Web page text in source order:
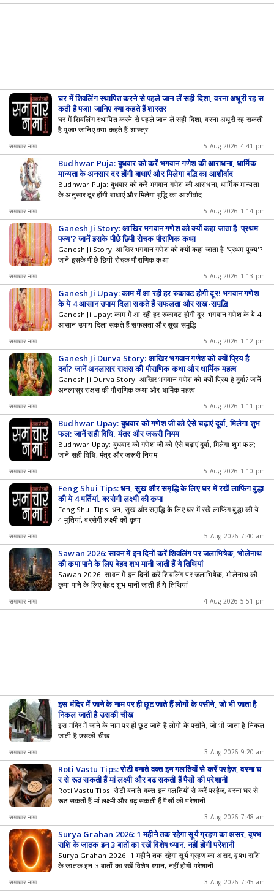
घर में शिवलिंग स्थापित करने से पहले जान लें सही दिशा, वरना अधूरी रह स
कती है पूजा! जानिए क्या कहते हैं शास्त्र
घर में शिवलिंग स्थापित करने से पहले जान लें सही दिशा, वरना अधूरी रह सकती
है पूजा! जानिए क्या कहते हैं शास्त्र
समाचार नामा 5 Aug 2026 4:41 pm
Budhwar Puja: बुधवार को करें भगवान गणेश की आराधना, धार्मिक
मान्यता के अनुसार दूर होंगी बाधाएं और मिलेगा बुद्धि का आशीर्वाद
Budhwar Puja: बुधवार को करें भगवान गणेश की आराधना, धार्मिक मान्यता
के अनुसार दूर होंगी बाधाएं और मिलेगा बुद्धि का आशीर्वाद
समाचार नामा 5 Aug 2026 1:14 pm
Ganesh Ji Story: आखिर भगवान गणेश को क्यों कहा जाता है 'प्रथम
पूज्य'? जानें इसके पीछे छिपी रोचक पौराणिक कथा
Ganesh Ji Story: आखिर भगवान गणेश को क्यों कहा जाता है 'प्रथम पूज्य'?
जानें इसके पीछे छिपी रोचक पौराणिक कथा
समाचार नामा 5 Aug 2026 1:13 pm
Ganesh Ji Upay: काम में आ रही हर रुकावट होगी दूर! भगवान गणेश
के ये 4 आसान उपाय दिला सकते हैं सफलता और सुख-समृद्धि
Ganesh Ji Upay: काम में आ रही हर रुकावट होगी दूर! भगवान गणेश के ये 4
आसान उपाय दिला सकते हैं सफलता और सुख-समृद्धि
समाचार नामा 5 Aug 2026 1:12 pm
Ganesh Ji Durva Story: आखिर भगवान गणेश को क्यों प्रिय है
दूर्वा? जानें अनलासुर राक्षस की पौराणिक कथा और धार्मिक महत्व
Ganesh Ji Durva Story: आखिर भगवान गणेश को क्यों प्रिय है दूर्वा? जानें
अनलासुर राक्षस की पौराणिक कथा और धार्मिक महत्व
समाचार नामा 5 Aug 2026 1:11 pm
Budhwar Upay: बुधवार को गणेश जी को ऐसे चढ़ाएं दूर्वा, मिलेगा शुभ
फल; जानें सही विधि, मंत्र और जरूरी नियम
Budhwar Upay: बुधवार को गणेश जी को ऐसे चढ़ाएं दूर्वा, मिलेगा शुभ फल;
जानें सही विधि, मंत्र और जरूरी नियम
समाचार नामा 5 Aug 2026 1:10 pm
Feng Shui Tips: धन, सुख और समृद्धि के लिए घर में रखें लाफिंग बुद्धा
की ये 4 मूर्तियां, बरसेगी लक्ष्मी की कृपा
Feng Shui Tips: धन, सुख और समृद्धि के लिए घर में रखें लाफिंग बुद्धा की ये
4 मूर्तियां, बरसेगी लक्ष्मी की कृपा
समाचार नामा 5 Aug 2026 7:40 am
Sawan 2026: सावन में इन दिनों करें शिवलिंग पर जलाभिषेक, भोलेनाथ
की कृपा पाने के लिए बेहद शुभ मानी जाती हैं ये तिथियां
Sawan 2026: सावन में इन दिनों करें शिवलिंग पर जलाभिषेक, भोलेनाथ की
कृपा पाने के लिए बेहद शुभ मानी जाती हैं ये तिथियां
समाचार नामा 4 Aug 2026 5:51 pm
इस मंदिर में जाने के नाम पर ही छूट जाते हैं लोगों के पसीने, जो भी जाता है
निकल जाती है उसकी चीख
इस मंदिर में जाने के नाम पर ही छूट जाते हैं लोगों के पसीने, जो भी जाता है निकल
जाती है उसकी चीख
समाचार नामा 3 Aug 2026 9:20 am
Roti Vastu Tips: रोटी बनाते वक्त इन गलतियों से करें परहेज, वरना घ
र से रूठ सकती हैं मां लक्ष्मी और बढ़ सकती हैं पैसों की परेशानी
Roti Vastu Tips: रोटी बनाते वक्त इन गलतियों से करें परहेज, वरना घर से
रूठ सकती हैं मां लक्ष्मी और बढ़ सकती हैं पैसों की परेशानी
समाचार नामा 3 Aug 2026 7:48 am
Surya Grahan 2026: 1 महीने तक रहेगा सूर्य ग्रहण का असर, वृषभ
राशि के जातक इन 3 बातों का रखें विशेष ध्यान, नहीं होगी परेशानी
Surya Grahan 2026: 1 महीने तक रहेगा सूर्य ग्रहण का असर, वृषभ राशि
के जातक इन 3 बातों का रखें विशेष ध्यान, नहीं होगी परेशानी
समाचार नामा 3 Aug 2026 7:45 am